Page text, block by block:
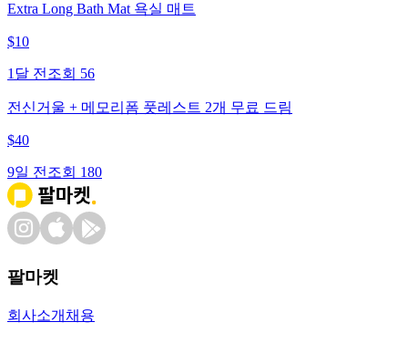
Extra Long Bath Mat 욕실 매트
$10
1달 전 조회 56
전신거울 + 메모리폼 풋레스트 2개 무료 드림
$40
9일 전 조회 180
팔마켓
회사소개 채용